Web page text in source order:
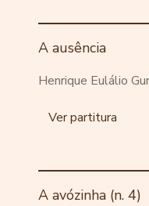
A ausência
Henrique Eulálio
Ver partitura
A avózinha (n. 4)